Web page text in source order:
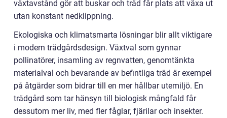
växtavstånd gör att buskar och träd får plats att växa ut
utan konstant nedklippning.
Ekologiska och klimatsmarta lösningar blir allt viktigare
i modern trädgårdsdesign. Växtval som gynnar
pollinatörer, insamling av regnvatten, genomtänkta
materialval och bevarande av befintliga träd är exempel
på åtgärder som bidrar till en mer hållbar utemiljö. En
trädgård som tar hänsyn till biologisk mångfald får
dessutom mer liv, med fler fåglar, fjärilar och insekter.